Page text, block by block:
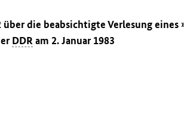
die beabsichtigte Verlesung eines
DDRam 2. Januar 1983